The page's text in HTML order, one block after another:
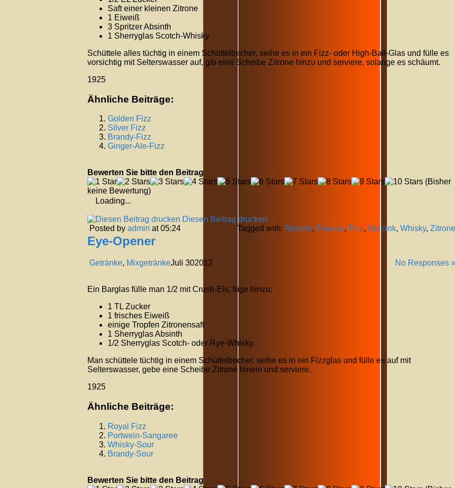
Saft einer kleinen Zitrone
1 Eiweiß
3 Spritzer Absinth
1 Sherryglas Scotch-Whisky
Schüttele alles tüchtig in einem Schüttelbecher, seihe es in ein Fizz- oder High-Ball-Glas und fülle es
vorsichtig mit Selterswasser auf, gib eine Scheibe Zitrone hinzu und serviere, solange es schäumt.
1925
Ähnliche Beiträge:
Golden Fizz
Silver Fizz
Brandy-Fizz
Ginger-Ale-Fizz
Bewerten Sie bitte den Beitrag
(Bisher
keine Bewertung)
Loading...
Diesen Beitrag drucken
Posted by admin at 05:24 Tagged with: Absinth, Eiweiss, Fizz, Getränk, Whisky, Zitrone
Eye-Opener
Getränke, Mixgetränke No Responses »
Juli 302012
Ein Barglas fülle man 1/2 mit Crush-Eis, füge hinzu:
1 TL Zucker
1 frisches Eiweiß
einige Tropfen Zitronensaft
1 Sherryglas Absinth
1/2 Sherryglas Scotch- oder Rye-Whisky.
Man schüttele tüchtig in einem Schüttelbecher, seihe es in ein Fizzglas und fülle es auf mit
Selterswasser, gebe eine Scheibe Zitrone hinein und serviere.
1925
Ähnliche Beiträge:
Royal Fizz
Portwein-Sangaree
Whisky-Sour
Brandy-Sour
Bewerten Sie bitte den Beitrag